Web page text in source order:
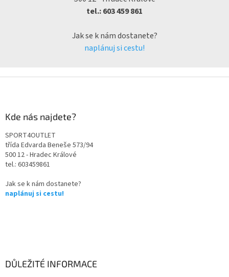
tel.: 603 459 861
Jak se k nám dostanete?
naplánuj si cestu!
Kde nás najdete?
SPORT4OUTLET
třída Edvarda Beneše 573/94
500 12 - Hradec Králové
tel.: 603459861
Jak se k nám dostanete?
naplánuj si cestu!
DŮLEŽITÉ INFORMACE